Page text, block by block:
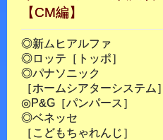
【CM編】
◎新ムヒアルファ
◎ロッテ［トッポ］
◎パナソニック
［ホームシアターシステム］
◎P&G［パンパース］
◎ベネッセ
［こどもちゃれんじ］